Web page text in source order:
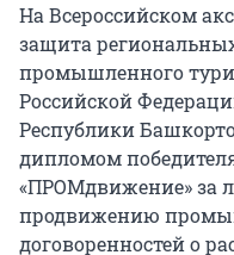
На Всероссийском
защита
промышленного
Российской
Республики
дипломом
«ПРОМдвижение» за
продвижению
договоренностей о